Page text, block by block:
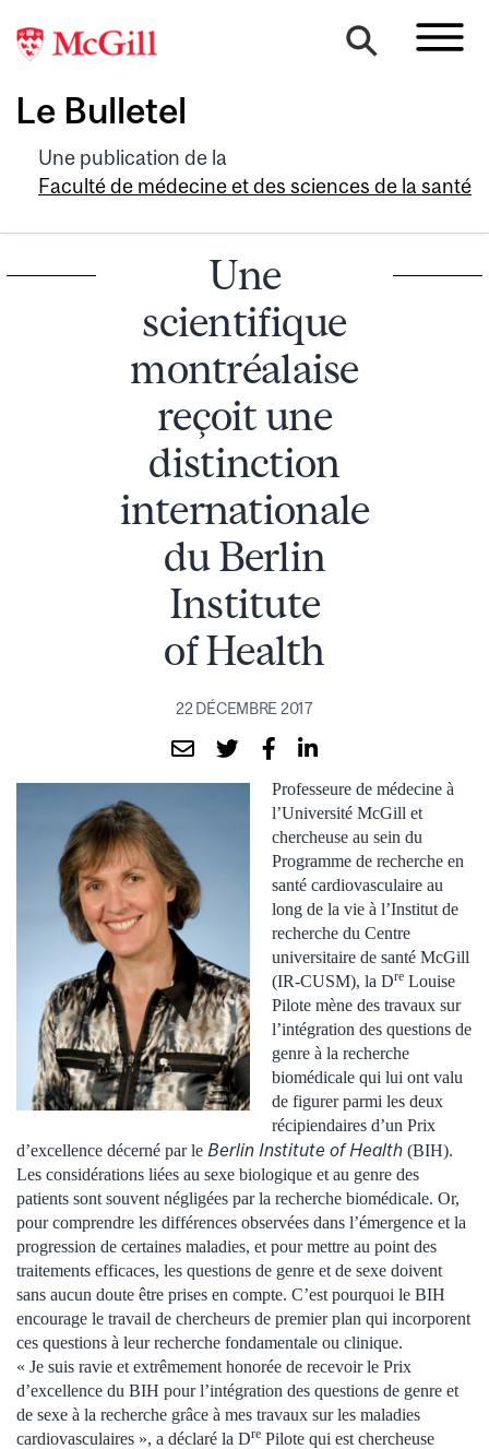
Le Bulletel
Une publication de la
Faculté de médecine et des sciences de la santé
Une
scientifique
montréalaise
reçoit une
distinction
internationale
du Berlin
Institute
of Health
22 DÉCEMBRE 2017
Professeure de médecine à
l’Université McGill et
chercheuse au sein du
Programme de recherche en
santé cardiovasculaire au
long de la vie à l’Institut de
recherche du Centre
universitaire de santé McGill
(IR-CUSM), la Dre Louise
Pilote mène des travaux sur
l’intégration des questions de
genre à la recherche
biomédicale qui lui ont valu
de figurer parmi les deux
récipiendaires d’un Prix
d’excellence décerné par le Berlin Institute of Health (BIH).
Les considérations liées au sexe biologique et au genre des
patients sont souvent négligées par la recherche biomédicale. Or,
pour comprendre les différences observées dans l’émergence et la
progression de certaines maladies, et pour mettre au point des
traitements efficaces, les questions de genre et de sexe doivent
sans aucun doute être prises en compte. C’est pourquoi le BIH
encourage le travail de chercheurs de premier plan qui incorporent
ces questions à leur recherche fondamentale ou clinique.
« Je suis ravie et extrêmement honorée de recevoir le Prix
d’excellence du BIH pour l’intégration des questions de genre et
de sexe à la recherche grâce à mes travaux sur les maladies
cardiovasculaires », a déclaré la Dre Pilote qui est chercheuse